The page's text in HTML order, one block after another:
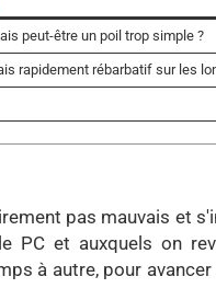
peut-être un poil trop simple ?
rapidement rébarbatif sur les
pas mauvais et
PC et auxquels on
à autre, pour